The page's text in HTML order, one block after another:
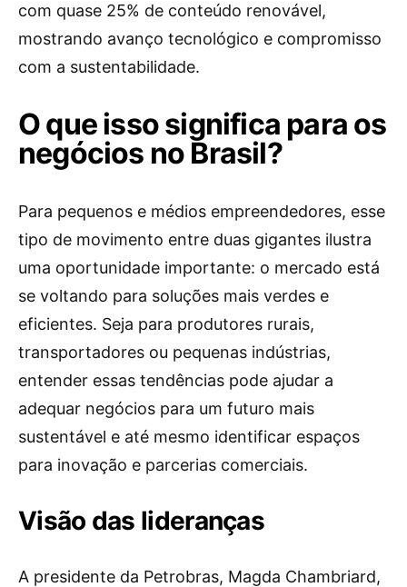
com quase 25% de conteúdo renovável,
mostrando avanço tecnológico e compromisso
com a sustentabilidade.
O que isso significa para os
negócios no Brasil?
Para pequenos e médios empreendedores, esse
tipo de movimento entre duas gigantes ilustra
uma oportunidade importante: o mercado está
se voltando para soluções mais verdes e
eficientes. Seja para produtores rurais,
transportadores ou pequenas indústrias,
entender essas tendências pode ajudar a
adequar negócios para um futuro mais
sustentável e até mesmo identificar espaços
para inovação e parcerias comerciais.
Visão das lideranças
A presidente da Petrobras, Magda Chambriard,